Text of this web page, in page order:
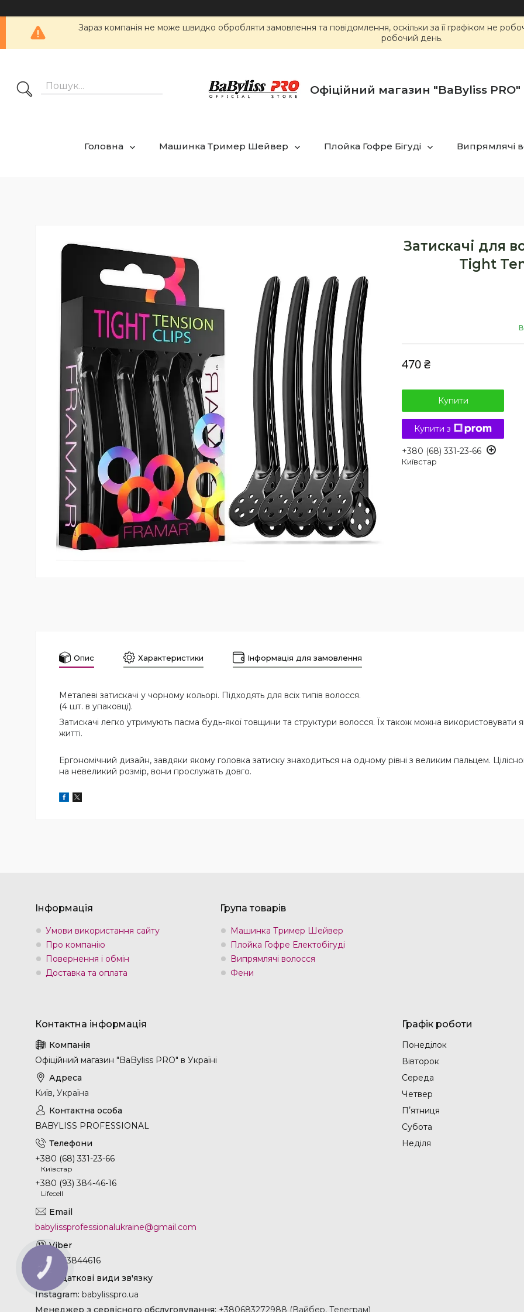
Зараз компанія не може швидко обробляти замовлення та повідомлення, оскільки за її графіком не
робочий день.
Офіційний магазин "BaByliss PRO"
Головна Машинка Тример Шейвер Плойка Гофре Бігуді Випрямлячі
Затискачі для
Tight
470 ₴
Купити
Купити з
+380 (68) 331-23-66
Київстар
Опис Характеристики Інформація для замовлення
Металеві затискачі у чорному кольорі. Підходять для всіх типів волосся.
(4 шт. в упаковці).
Затискачі легко утримують пасма будь-якої товщини та структури волосся. Їх також можна
житті.
Ергономічний дизайн, завдяки якому головка затиску знаходиться на одному рівні з великим пальцем.
на невеликий розмір, вони прослужать довго.
Інформація
Умови використання сайту
Про компанію
Повернення і обмін
Доставка та оплата
Група товарів
Машинка Тример Шейвер
Плойка Гофре Електобігуді
Випрямлячі волосся
Фени
Офіційний магазин "BaByliss PRO" в Україні
Київ, Україна
BABYLISS PROFESSIONAL
+380 (68) 331-23-66
Київстар
+380 (93) 384-46-16
Lifecell
babylissprofessionalukraine@gmail.com
+380933844616
Instagram babylisspro.ua
Менеджер з сервісного обслуговування +380683272988 (Вайбер, Телеграм)
Графік роботи
Понеділок
Вівторок
Середа
Четвер
Пʼятниця
Субота
Неділя
КНОПКА
ЗВ'ЯЗКУ